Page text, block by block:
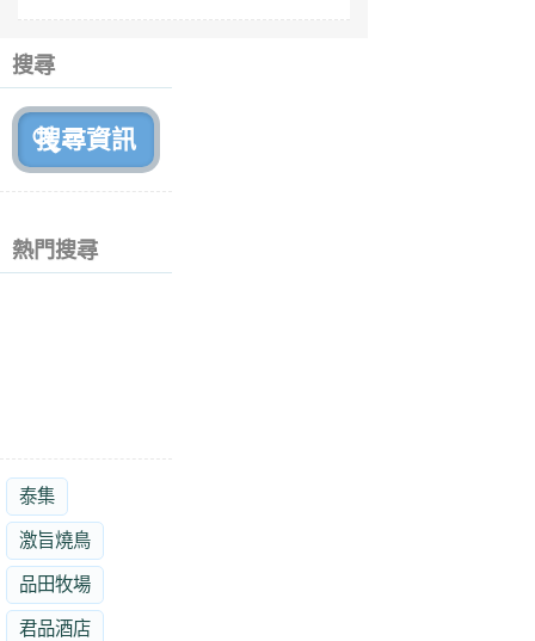
搜尋
熱門搜尋
泰集
激旨燒鳥
品田牧場
君品酒店